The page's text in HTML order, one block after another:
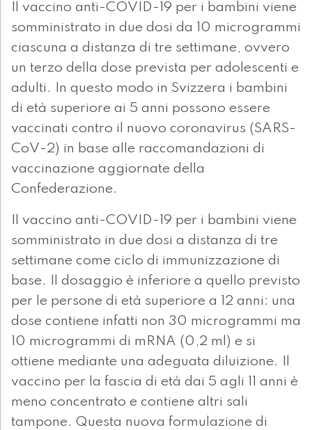
Il vaccino anti-COVID-19 per i bambini viene
somministrato in due dosi da 10 microgrammi
ciascuna a distanza di tre settimane, ovvero
un terzo della dose prevista per adolescenti e
adulti. In questo modo in Svizzera i bambini
di età superiore ai 5 anni possono essere
vaccinati contro il nuovo coronavirus (SARS-
CoV-2) in base alle raccomandazioni di
vaccinazione aggiornate della
Confederazione.
Il vaccino anti-COVID-19 per i bambini viene
somministrato in due dosi a distanza di tre
settimane come ciclo di immunizzazione di
base. Il dosaggio è inferiore a quello previsto
per le persone di età superiore a 12 anni: una
dose contiene infatti non 30 microgrammi ma
10 microgrammi di mRNA (0,2 ml) e si
ottiene mediante una adeguata diluizione. Il
vaccino per la fascia di età dai 5 agli 11 anni è
meno concentrato e contiene altri sali
tampone. Questa nuova formulazione di